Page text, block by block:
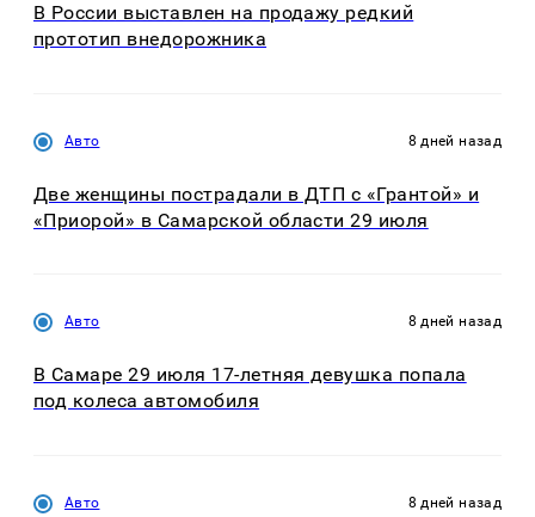
В России выставлен на продажу редкий
прототип внедорожника
Авто 8 дней назад
Две женщины пострадали в ДТП с «Грантой» и
«Приорой» в Самарской области 29 июля
Авто 8 дней назад
В Самаре 29 июля 17-летняя девушка попала
под колеса автомобиля
Авто 8 дней назад